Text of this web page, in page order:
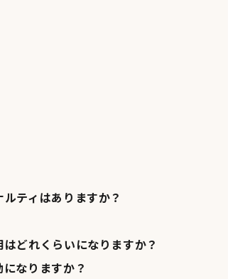
ティはありますか？
どれくらいになりますか？
なりますか？